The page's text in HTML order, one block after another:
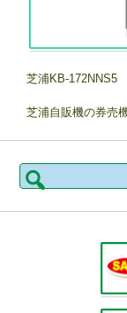
芝浦KB-172NNS5
芝浦自販機の券売
検
索: